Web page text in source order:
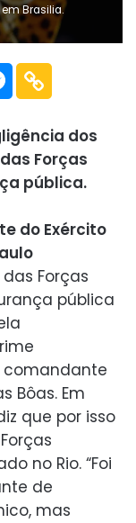
em Brasilia.
dos
Forças
pública.
do Exército
Forças
pública
comandante
Bôas. Em
que por isso
no Rio. “Foi
de
mas